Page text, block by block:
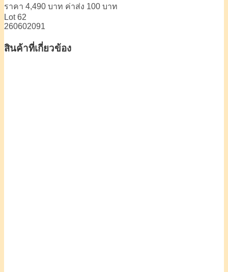
ราคา 4,490 บาท ค่าส่ง 100 บาท
Lot 62
260602091
สินค้าที่เกี่ยวข้อง